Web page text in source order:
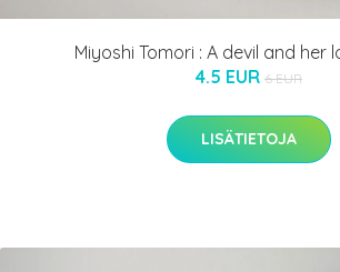
Miyoshi Tomori : A devil and her
4.5 EUR 6 EUR
LISÄTIETOJA